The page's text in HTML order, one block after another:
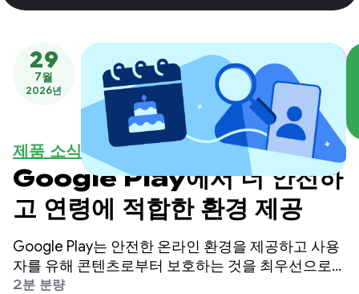
29
7월
2026년
제품 소식
Google Play에서 더 안전하
고 연령에 적합한 환경 제공
Google Play는 안전한 온라인 환경을 제공하고 사용
자를 유해 콘텐츠로부터 보호하는 것을 최우선으로
생각합니다.
2분 분량